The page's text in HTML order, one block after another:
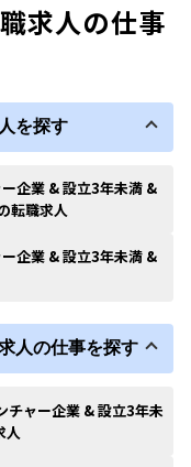
求人の仕事
を探す
企業 & 設立3年未満 &
転職求人
企業 & 設立3年未満 &
人の仕事を探す
チャー企業 & 設立3年未
人